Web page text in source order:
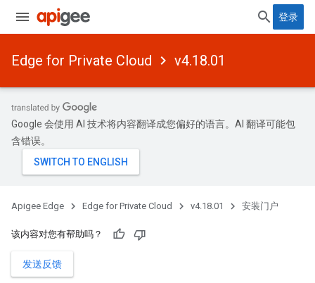
登录
Edge for Private Cloud v4.18.01
Google 会使用 AI 技术将内容翻译成您偏好的语言。AI 翻译可能包
含错误。
Apigee Edge Edge for Private Cloud v4.18.01 安装门户
该内容对您有帮助吗？
发送反馈